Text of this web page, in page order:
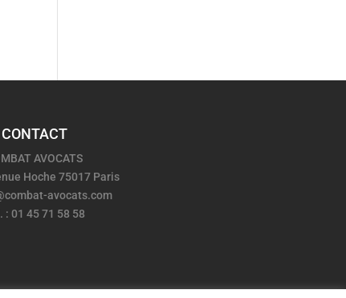
CONTACT
AVOCATS
Hoche 75017 Paris
avocats.com
: 01 45 71 58 58